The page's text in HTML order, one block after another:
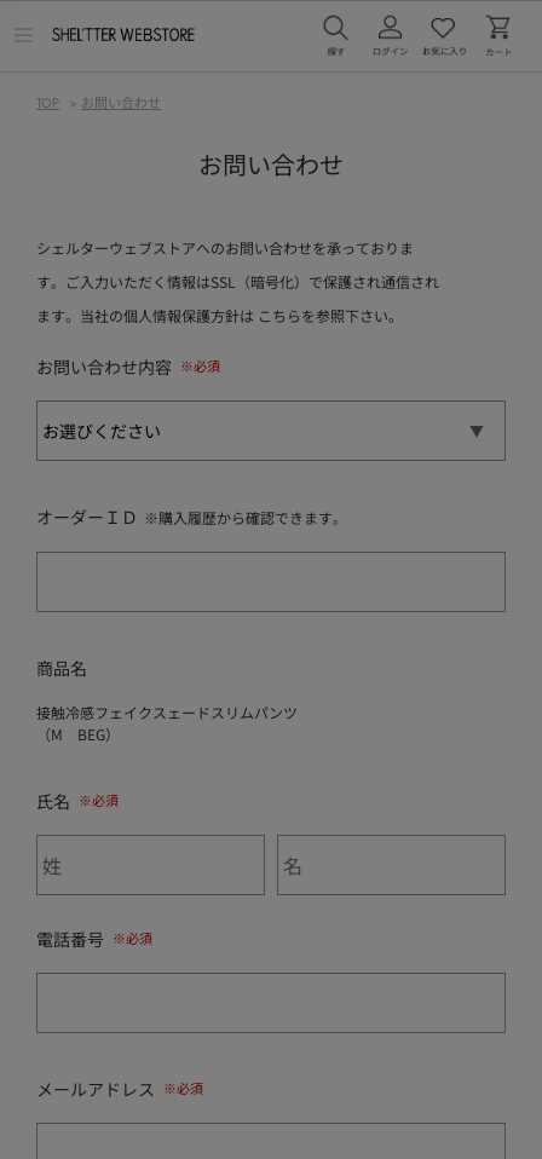
TOP > お問い合わせ
お問い合わせ
シェルターウェブストアへのお問い合わせを承っておりま
す。ご入力いただく情報はSSL（暗号化）で保護され通信され
ます。当社の個人情報保護方針は こちらを参照下さい。
お問い合わせ内容
オーダーＩＤ ※購入履歴から確認できます。
商品名
接触冷感フェイクスェードスリムパンツ
（M BEG）
氏名
電話番号
メールアドレス